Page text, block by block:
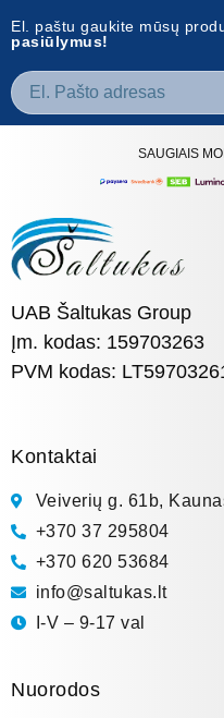
El. paštu gaukite mūsų
pasiūlymus!
SAUGIAIS
UAB Šaltukas Group
Įm. kodas: 159703263
PVM kodas:
Kontaktai
Veiverių g. 61b,
+370 37 295804
+370 620 53684
info@saltukas.lt
I-V – 9-17 val
Nuorodos